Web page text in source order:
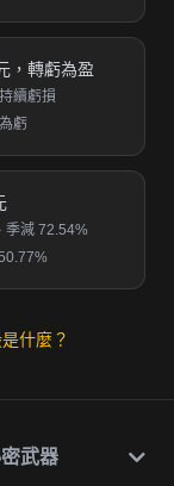
，轉虧為盈
續虧損
虧
季減 72.54%
什麼？
武器